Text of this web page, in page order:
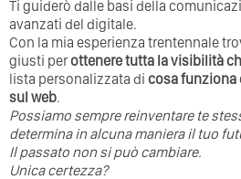
Ti guiderò dalle basi della
avanzati del digitale.
Con la mia esperienza trentennale
giusti perottenere tutta la visibilità
lista personalizzata di cosa funziona
sul web.
Possiamo sempre reinventare te
determina in alcuna maniera il tuo
⁣Il passato non si può cambiare.
Unica certezza?